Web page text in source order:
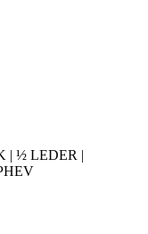
| ½ LEDER |